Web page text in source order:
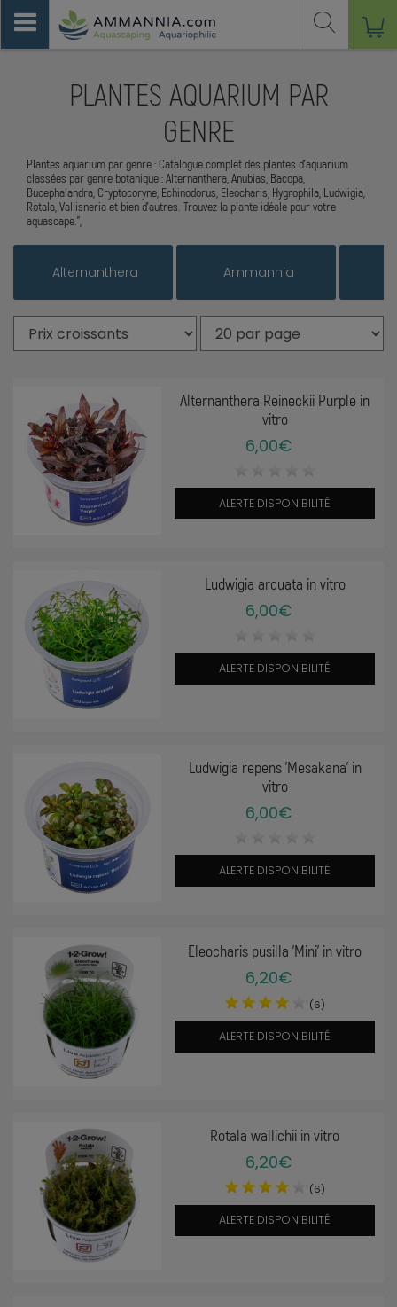
PLANTES AQUARIUM PAR
GENRE
Plantes aquarium par genre : Catalogue complet des plantes d'aquarium
classées par genre botanique : Alternanthera, Anubias, Bacopa,
Bucephalandra, Cryptocoryne, Echinodorus, Eleocharis, Hygrophila, Ludwigia,
Rotala, Vallisneria et bien d'autres. Trouvez la plante idéale pour votre
aquascape.",
Alternanthera Ammannia
Alternanthera Reineckii Purple in
vitro
6,00€
ALERTE DISPONIBILITÉ
Ludwigia arcuata in vitro
6,00€
ALERTE DISPONIBILITÉ
Ludwigia repens 'Mesakana' in
vitro
6,00€
ALERTE DISPONIBILITÉ
Eleocharis pusilla 'Mini' in vitro
6,20€
(6)
ALERTE DISPONIBILITÉ
Rotala wallichii in vitro
6,20€
(6)
ALERTE DISPONIBILITÉ